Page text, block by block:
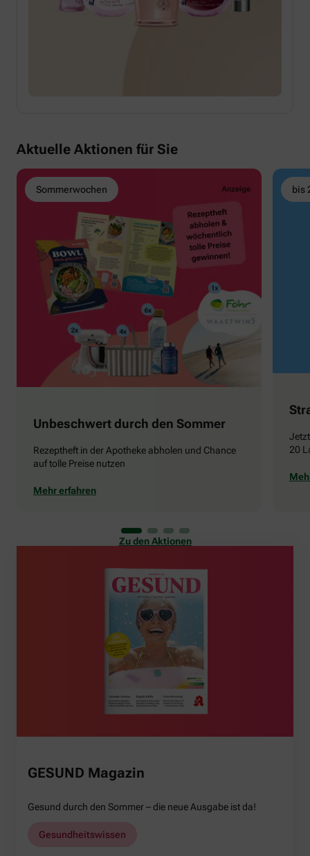
Aktuelle Aktionen für Sie
Sommerwochen
Unbeschwert durch den Sommer
Rezeptheft in der Apotheke abholen und Chance
auf tolle Preise nutzen
Mehr erfahren
bis
20
Zu den Aktionen
GESUND Magazin
Gesund durch den Sommer – die neue Ausgabe ist da!
Gesundheitswissen